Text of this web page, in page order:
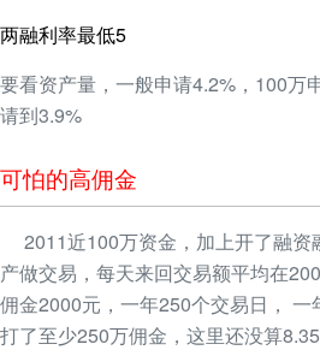
两融利率最低5
要看资产量，一般申请4.2%，100万
请到3.9%
可怕的高佣金
2011近100万资金，加上开了融资
产做交易，每天来回交易额平均在
佣金2000元，一年250个交易日，
打了至少250万佣金，这里还没算